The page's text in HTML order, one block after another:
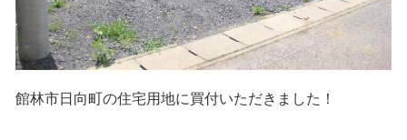
館林市日向町の住宅用地に買付いただきました！